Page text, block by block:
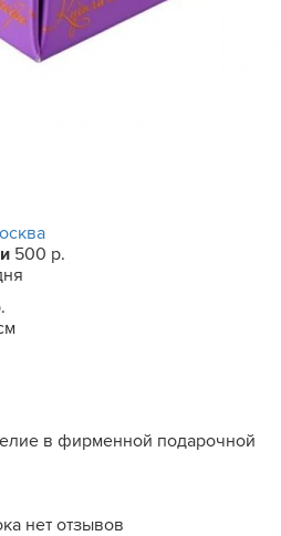
500 р.
в фирменной подарочной
нет отзывов